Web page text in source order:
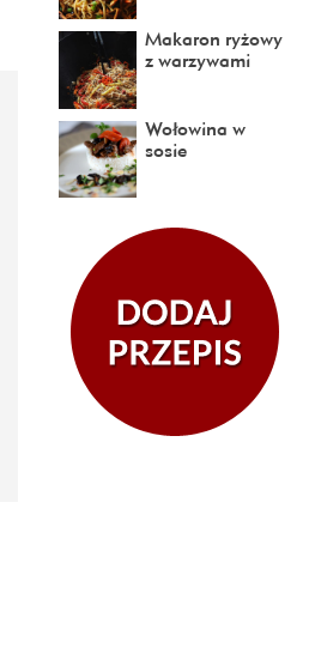
Makaron ryżowy
z warzywami
Wołowina w
sosie